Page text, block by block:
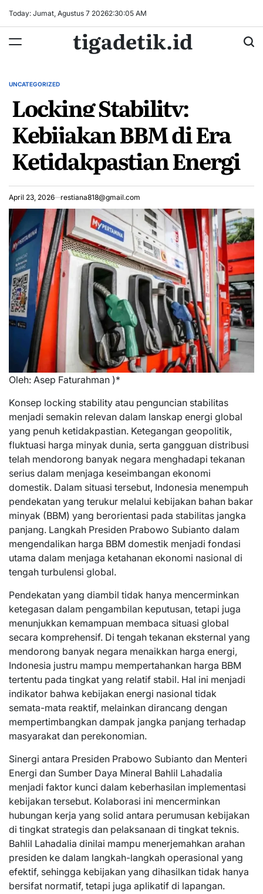
Today: Jumat, Agustus 7 20262:30:05 AM
tigadetik.id
POSTED
UNCATEGORIZED
Locking Stability:
Kebijakan BBM di Era
Ketidakpastian Energi
April 23, 2026 restiana818@gmail.com
Oleh: Asep Faturahman )*
Konsep locking stability atau penguncian stabilitas
menjadi semakin relevan dalam lanskap energi global
yang penuh ketidakpastian. Ketegangan geopolitik,
fluktuasi harga minyak dunia, serta gangguan distribusi
telah mendorong banyak negara menghadapi tekanan
serius dalam menjaga keseimbangan ekonomi
domestik. Dalam situasi tersebut, Indonesia menempuh
pendekatan yang terukur melalui kebijakan bahan bakar
minyak (BBM) yang berorientasi pada stabilitas jangka
panjang. Langkah Presiden Prabowo Subianto dalam
mengendalikan harga BBM domestik menjadi fondasi
utama dalam menjaga ketahanan ekonomi nasional di
tengah turbulensi global.
Pendekatan yang diambil tidak hanya mencerminkan
ketegasan dalam pengambilan keputusan, tetapi juga
menunjukkan kemampuan membaca situasi global
secara komprehensif. Di tengah tekanan eksternal yang
mendorong banyak negara menaikkan harga energi,
Indonesia justru mampu mempertahankan harga BBM
tertentu pada tingkat yang relatif stabil. Hal ini menjadi
indikator bahwa kebijakan energi nasional tidak
semata-mata reaktif, melainkan dirancang dengan
mempertimbangkan dampak jangka panjang terhadap
masyarakat dan perekonomian.
Sinergi antara Presiden Prabowo Subianto dan Menteri
Energi dan Sumber Daya Mineral Bahlil Lahadalia
menjadi faktor kunci dalam keberhasilan implementasi
kebijakan tersebut. Kolaborasi ini mencerminkan
hubungan kerja yang solid antara perumusan kebijakan
di tingkat strategis dan pelaksanaan di tingkat teknis.
Bahlil Lahadalia dinilai mampu menerjemahkan arahan
presiden ke dalam langkah-langkah operasional yang
efektif, sehingga kebijakan yang dihasilkan tidak hanya
bersifat normatif, tetapi juga aplikatif di lapangan.